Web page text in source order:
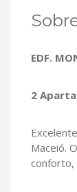
EDF.
2
Maceió.
conforto,